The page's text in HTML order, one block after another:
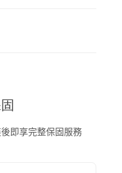
即享完整保固服務